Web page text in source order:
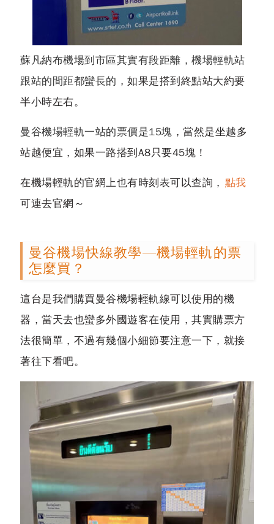
蘇凡納布機場到市區其實有段距離，機場輕軌站
跟站的間距都蠻長的 ，如果是搭到終點站大約要
半小時左右。
曼谷機場輕軌一站的票價是15塊 ，當然是坐越多
站越便宜，如果一路搭到A8只要45塊！
在機場輕軌的官網上也有時刻表可以查詢， 點我
可連去官網～
曼谷機場快線教學—機場輕軌的票
怎麼買？
這台是我們購買曼谷機場輕軌線可以使用的機
器，當天去也蠻多外國遊客在使用，其實購票方
法很簡單，不過有幾個小細節要注意一下，就接
著往下看吧。